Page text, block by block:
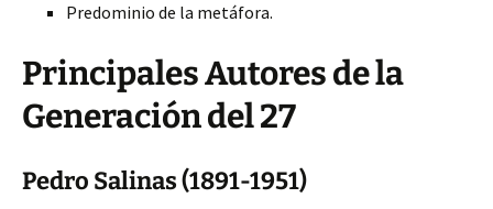
Predominio de la metáfora.
Principales Autores de la
Generación del 27
Pedro Salinas (1891-1951)